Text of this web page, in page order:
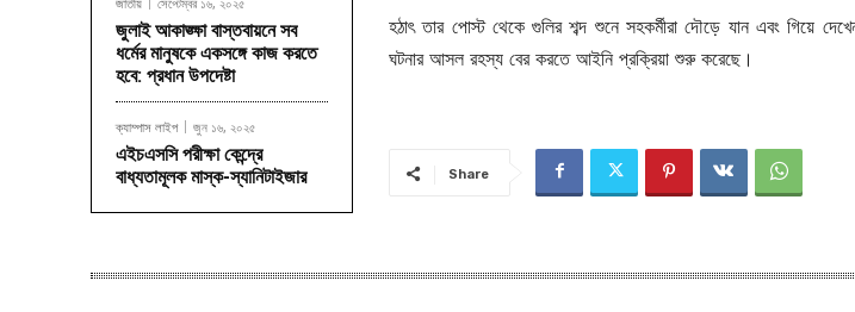
জুলাই আকাঙ্ক্ষা বাস্তবায়নে সব
ধর্মের মানুষকে একসঙ্গে কাজ করতে
হবে: প্রধান উপদেষ্টা
ক্যাম্পাস লাইপ জুন ১৬, ২০২৫
এইচএসসি পরীক্ষা কেন্দ্রে
বাধ্যতামূলক মাস্ক-স্যানিটাইজার
হঠাৎ তার পোস্ট থেকে গুলির শব্দ শুনে সহকর্মীরা দৌড়ে যান এবং গিয়ে
ঘটনার আসল রহস্য বের করতে আইনি প্রক্রিয়া শুরু করেছে।
Share